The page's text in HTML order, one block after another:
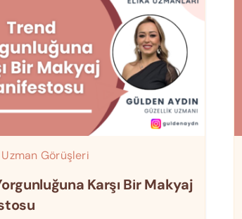
Uzman Görüşleri
Karşı Bir Makyaj